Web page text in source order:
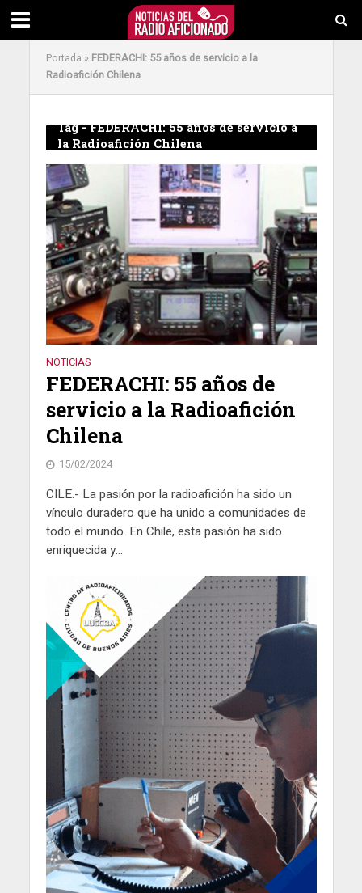
Portada » FEDERACHI: 55 años de servicio a la
Radioafición Chilena
Tag - FEDERACHI: 55 años de servicio a
la Radioafición Chilena
NOTICIAS
FEDERACHI: 55 años de
servicio a la Radioafición
Chilena
15/02/2024
CILE.- La pasión por la radioafición ha sido un
vínculo duradero que ha unido a comunidades de
todo el mundo. En Chile, esta pasión ha sido
enriquecida y...